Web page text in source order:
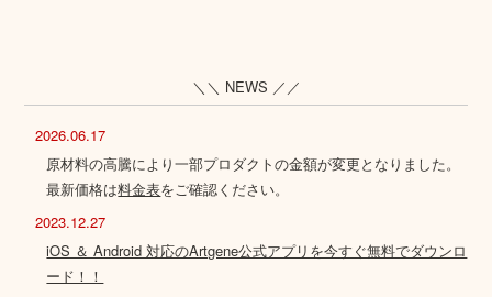
＼＼ NEWS ／／
2026.06.17
原材料の高騰により一部プロダクトの金額が変更となりました。
最新価格は料金表をご確認ください。
2023.12.27
iOS ＆ Android 対応のArtgene公式アプリを今すぐ無料でダウンロ
ード！！